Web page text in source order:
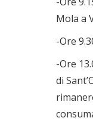
Mola a
-Ore
-Ore
di